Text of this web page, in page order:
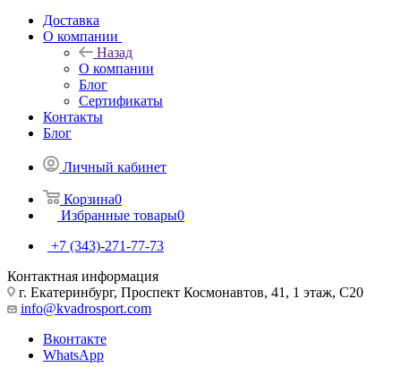
Доставка
О компании
Назад
О компании
Блог
Сертификаты
Контакты
Блог
Личный кабинет
Корзина0
Избранные товары0
+7 (343)-271-77-73
Контактная информация
г. Екатеринбург, Проспект Космонавтов, 41, 1 этаж, С20
info@kvadrosport.com
Вконтакте
WhatsApp